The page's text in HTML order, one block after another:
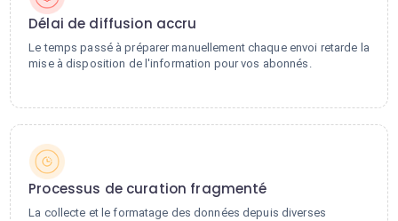
Délai de diffusion accru
Le temps passé à préparer manuellement chaque envoi retarde la
mise à disposition de l'information pour vos abonnés.
Processus de curation fragmenté
La collecte et le formatage des données depuis diverses